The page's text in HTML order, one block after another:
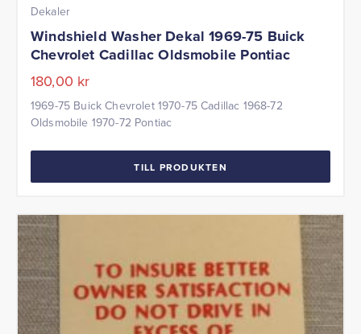
Dekaler
Windshield Washer Dekal 1969-75 Buick
Chevrolet Cadillac Oldsmobile Pontiac
180,00 kr
1969-75 Buick Chevrolet 1970-75 Cadillac 1968-72
Oldsmobile 1970-72 Pontiac
TILL PRODUKTEN